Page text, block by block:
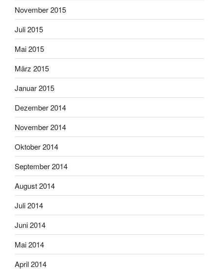
November 2015
Juli 2015
Mai 2015
März 2015
Januar 2015
Dezember 2014
November 2014
Oktober 2014
September 2014
August 2014
Juli 2014
Juni 2014
Mai 2014
April 2014